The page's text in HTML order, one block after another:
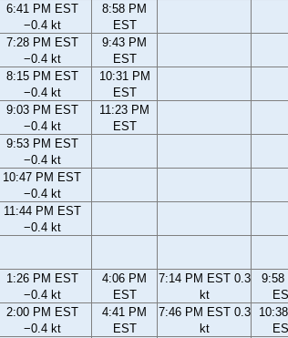
6:41 PM EST
−0.4 kt
8:58 PM
EST
7:28 PM EST
−0.4 kt
9:43 PM
EST
8:15 PM EST
−0.4 kt
10:31 PM
EST
9:03 PM EST
−0.4 kt
11:23 PM
EST
9:53 PM EST
−0.4 kt
10:47 PM EST
−0.4 kt
11:44 PM EST
−0.4 kt
1:26 PM EST
−0.4 kt
4:06 PM
EST
7:14 PM EST 0.3
kt
9:58
2:00 PM EST
−0.4 kt
4:41 PM
EST
7:46 PM EST 0.3
kt